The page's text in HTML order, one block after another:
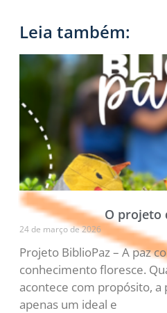
Leia também:
O projeto
24 de março de 2026
Projeto BiblioPaz – A paz
conhecimento floresce.
acontece com propósito, a
apenas um ideal e